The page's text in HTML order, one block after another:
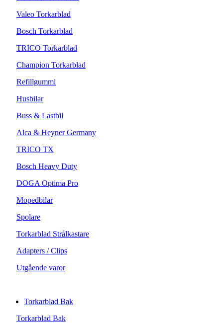
Valeo Torkarblad
Bosch Torkarblad
TRICO Torkarblad
Champion Torkarblad
Refillgummi
Husbilar
Buss & Lastbil
Alca & Heyner Germany
TRICO TX
Bosch Heavy Duty
DOGA Optima Pro
Mopedbilar
Spolare
Torkarblad Strålkastare
Adapters / Clips
Utgående varor
Torkarblad Bak
Torkarblad Bak